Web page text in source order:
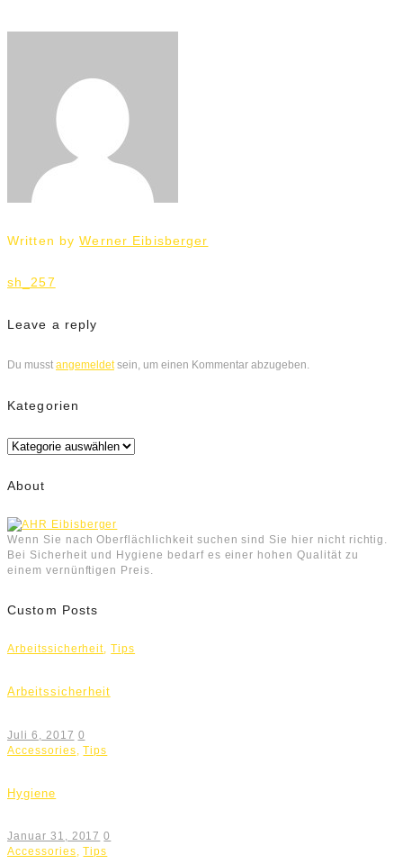
Written byWerner Eibisberger
Beitrags-
Navigation
sh_257
Leave a reply
Du musst angemeldetsein, um einen Kommentar abzugeben.
Kategorien
Kategorien
About
Wenn Sie nach Oberflächlichkeit suchen sind Sie hier nicht richtig.
Bei Sicherheit und Hygiene bedarf es einer hohen Qualität zu
einem vernünftigen Preis.
Custom Posts
Arbeitssicherheit,Tips
Arbeitssicherheit
Juli 6, 2017 0
Accessories ,Tips
Hygiene
Januar 31, 2017 0
Accessories,Tips